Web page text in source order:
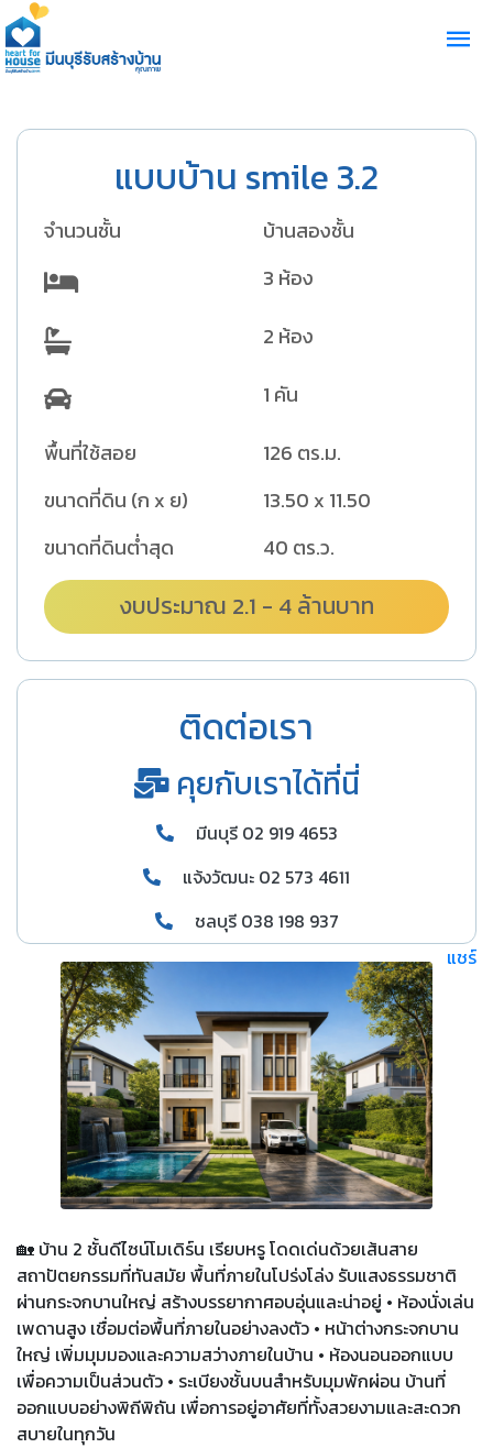
แบบบ้าน smile 3.2
จำนวนชั้น
บ้านสองชั้น
3 ห้อง
2 ห้อง
1 คัน
พื้นที่ใช้สอย
126 ตร.ม.
ขนาดที่ดิน (ก x ย)
13.50 x 11.50
ขนาดที่ดินต่ำสุด
40 ตร.ว.
งบประมาณ 2.1 - 4 ล้านบาท
ติดต่อเรา
คุยกับเราได้ที่นี่
มีนบุรี 02 919 4653
แจ้งวัฒนะ 02 573 4611
ชลบุรี 038 198 937
แชร์
🏡 บ้าน 2 ชั้นดีไซน์โมเดิร์น เรียบหรู โดดเด่นด้วยเส้นสาย
สถาปัตยกรรมที่ทันสมัย พื้นที่ภายในโปร่งโล่ง รับแสงธรรมชาติ
ผ่านกระจกบานใหญ่ สร้างบรรยากาศอบอุ่นและน่าอยู่ • ห้องนั่งเล่น
เพดานสูง เชื่อมต่อพื้นที่ภายในอย่างลงตัว • หน้าต่างกระจกบาน
ใหญ่ เพิ่มมุมมองและความสว่างภายในบ้าน • ห้องนอนออกแบบ
เพื่อความเป็นส่วนตัว • ระเบียงชั้นบนสำหรับมุมพักผ่อน บ้านที่
ออกแบบอย่างพิถีพิถัน เพื่อการอยู่อาศัยที่ทั้งสวยงามและสะดวก
สบายในทุกวัน